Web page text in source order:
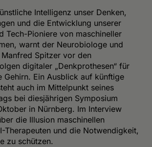
Intelligenz unser Denken,
und die Entwicklung unserer
Tech-Pioniere von maschineller
warnt der Neurobiologe und
Spitzer vor den
digitaler „Denkprothesen“ für
Gehirn. Ein Ausblick auf künftige
auch im Mittelpunkt seines
bei diesjährigen Symposium
in Nürnberg. Im Interview
die Illusion maschinellen
Therapeuten und die Notwendigkeit,
zu schützen.